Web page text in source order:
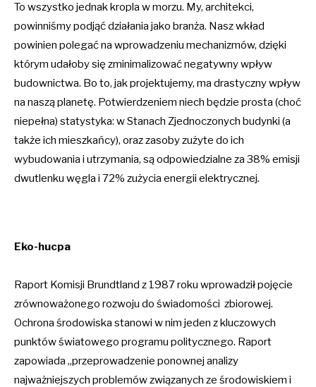
To wszystko jednak kropla w morzu. My, architekci,
powinniśmy podjąć działania jako branża. Nasz wkład
powinien polegać na wprowadzeniu mechanizmów, dzięki
którym udałoby się zminimalizować negatywny wpływ
budownictwa. Bo to, jak projektujemy, ma drastyczny wpływ
na naszą planetę. Potwierdzeniem niech będzie prosta (choć
niepełna) statystyka: w Stanach Zjednoczonych budynki (a
także ich mieszkańcy), oraz zasoby zużyte do ich
wybudowania i utrzymania, są odpowiedzialne za 38% emisji
dwutlenku węgla i 72% zużycia energii elektrycznej.
Eko-hucpa
Raport Komisji Brundtland z 1987 roku wprowadził pojęcie
zrównoważonego rozwoju do świadomości zbiorowej.
Ochrona środowiska stanowi w nim jeden z kluczowych
punktów światowego programu politycznego. Raport
zapowiada „przeprowadzenie ponownej analizy
najważniejszych problemów związanych ze środowiskiem i